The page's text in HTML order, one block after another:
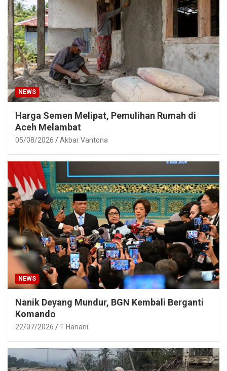
NEWS
Harga Semen Melipat, Pemulihan Rumah di
Aceh Melambat
05/08/2026 Akbar Vantona
NEWS
Nanik Deyang Mundur, BGN Kembali Berganti
Komando
22/07/2026 T Hanani